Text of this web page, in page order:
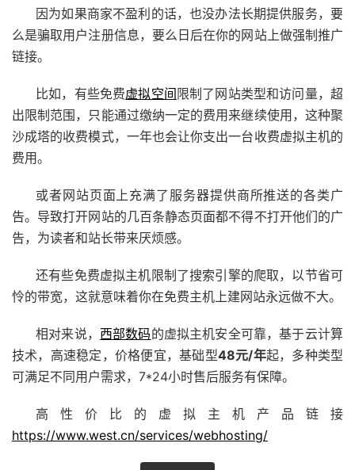
因为如果商家不盈利的话，也没办法长期提供服务，要
么是骗取用户注册信息，要么日后在你的网站上做强制推广
链接。
比如，有些免费虚拟空间 限制了网站类型和访问量，超
出限制范围，只能通过缴纳一定的费用来继续使用，这种聚
沙成塔的收费模式，一年也会让你支出一台收费虚拟主机的
费用。
或者网站页面上充满了服务器提供商所推送的各类广
告。导致打开网站的几百条静态页面都不得不打开他们的广
告，为读者和站长带来厌烦感。
还有些免费虚拟主机限制了搜索引擎的爬取，以节省可
怜的带宽，这就意味着你在免费主机上建网站永远做不大。
相对来说， 西部数码的虚拟主机安全可靠，基于云计算
技术，高速稳定，价格便宜，基础型48元/年起，多种类型
可满足不同用户需求，7*24小时售后服务有保障。
高性价比的虚拟主机产品链接
https://www.west.cn/services/webhosting/